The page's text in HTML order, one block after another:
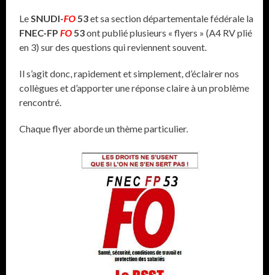
Le SNUDI-FO 53et sa section départementale fédérale la
FNEC-FPFO 53ont publié plusieurs « flyers » (A4 RV plié
en 3) sur des questions qui reviennent souvent.
Il s’agit donc, rapidement et simplement, d’éclairer nos
collègues et d’apporter une réponse claire à un problème
rencontré.
Chaque flyer aborde un thème particulier.